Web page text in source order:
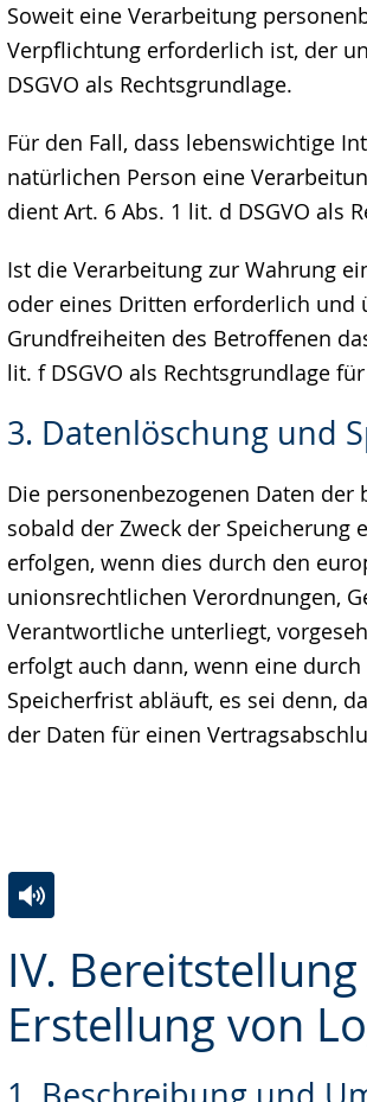
Soweit eine Verarbeitung
Verpflichtung erforderlich ist, der
DSGVO als Rechtsgrundlage.
Für den Fall, dass lebenswichtige
natürlichen Person eine
dient Art. 6 Abs. 1 lit. d DSGVO als
Ist die Verarbeitung zur Wahrung
oder eines Dritten erforderlich und
Grundfreiheiten des Betroffenen
lit. f DSGVO als Rechtsgrundlage
3. Datenlöschung und
Die personenbezogenen Daten
sobald der Zweck der Speicherung
erfolgen, wenn dies durch den
unionsrechtlichen Verordnungen,
Verantwortliche unterliegt,
erfolgt auch dann, wenn eine
Speicherfrist abläuft, es sei denn,
der Daten für einen
IV.
Erstellung von
Leichten
Sprache
wechseln.
Audio-
Unterstützung.
Video
in
Deutscher